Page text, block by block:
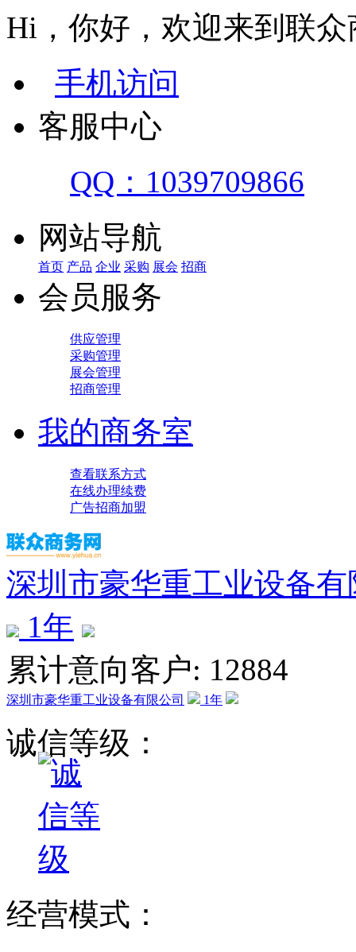
Hi，你好，欢迎来到联众
手机访问
客服中心
QQ：1039709866
网站导航
首页 产品 企业 采购 展会 招商
会员服务
供应管理
采购管理
展会管理
招商管理
我的商务室
查看联系方式
在线办理续费
广告招商加盟
深圳市豪华重工业设备有
1年
累计意向客户: 12884
深圳市豪华重工业设备有限公司 1年
诚信等级：
经营模式：